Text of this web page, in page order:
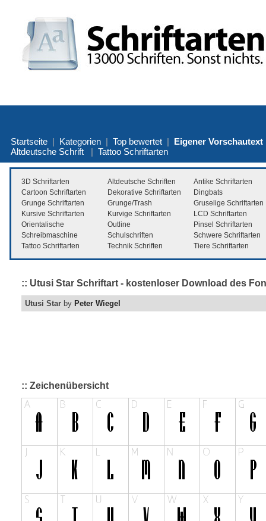
Startseite | Kategorien | Top bewertet | Eigener Vorschautext
Altdeutsche Schrift | Tattoo Schriftarten
3D Schriftarten Altdeutsche Schriften
Antike Schriftarten
Cartoon Schriftarten
Dekorative Schriftarten
Dingbats
Grunge Schriftarten
Grunge/Trash
Gruselige Schriftarten
Kursive Schriftarten
Kurvige Schriftarten
LCD Schriftarten
Orientalische
Outline
Pinsel Schriftarten
Schreibmaschine
Schulschriften
Schwere Schriftarten
Tattoo Schriftarten
Technik Schriften Tiere Schriftarten
:: Utusi Star Schriftart - kostenloser Download des
Utusi Star by Peter Wiegel
:: Zeichenübersicht